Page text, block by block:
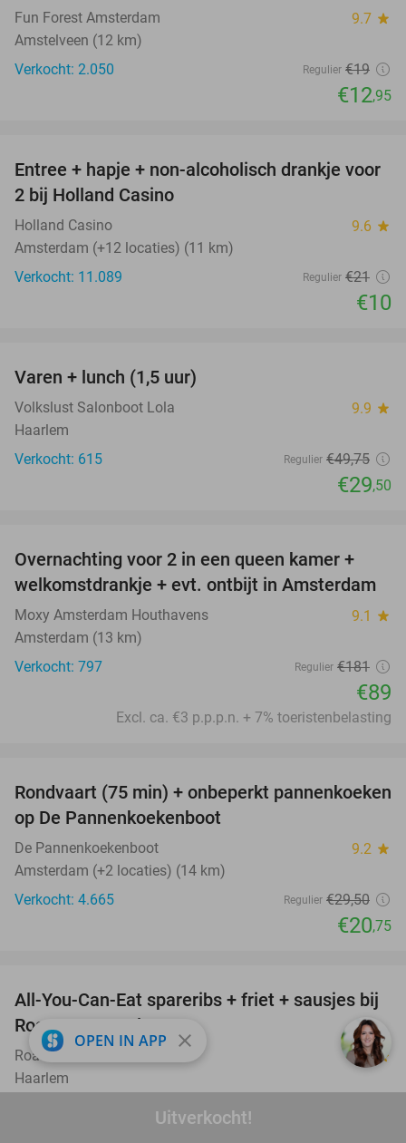
Uitverkocht!
Fun Forest Amsterdam 9.7 star
Amstelveen (12 km)
Verkocht: 2.050
Regulier €19
€12,95
52%
Entree + hapje + non-alcoholisch drankje voor
2 bij Holland Casino
Holland Casino 9.6 star
Amsterdam (+12 locaties) (11 km)
Verkocht: 11.089
Regulier €21
€10
Varen + lunch (1,5 uur)
Volkslust Salonboot Lola 9.9 star
Haarlem
Verkocht: 615
Regulier €49,75
€29,50
51%
Overnachting voor 2 in een queen kamer +
welkomstdrankje + evt. ontbijt in Amsterdam
Moxy Amsterdam Houthavens 9.1 star
Amsterdam (13 km)
Verkocht: 797
Regulier €181
€89
Excl. ca. €3 p.p.p.n. + 7% toeristenbelasting
30%
Rondvaart (75 min) + onbeperkt pannenkoeken
op De Pannenkoekenboot
De Pannenkoekenboot 9.2 star
Amsterdam (+2 locaties) (14 km)
Verkocht: 4.665
Regulier €29,50
€20,75
44%
All-You-Can-Eat spareribs + friet + sausjes bij
Roast Bar Haarlem
Roast Bar Haarlem 9.5star
Haarlem
OPEN IN APP close